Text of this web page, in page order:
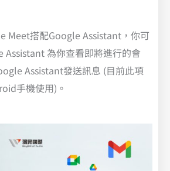
Meet搭配Google Assistant，你可
Assistant 為你查看即將進行的會
Assistant發送訊息 (目前此項
手機使用)。